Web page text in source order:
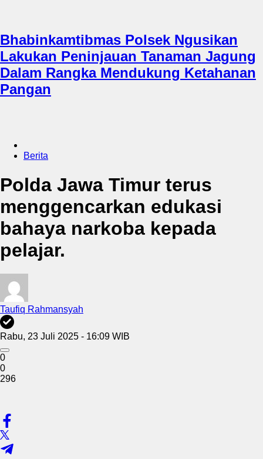
Bhabinkamtibmas Polsek Ngusikan
Lakukan Peninjauan Tanaman Jagung
Dalam Rangka Mendukung Ketahanan
Pangan
Berita
Polda Jawa Timur terus
menggencarkan edukasi
bahaya narkoba kepada
pelajar.
Taufiq Rahmansyah
Rabu, 23 Juli 2025 - 16:09 WIB
0
0
296